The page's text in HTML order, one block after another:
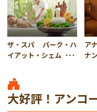
ザ・スパ パーク・ハ
イアット・シェムリア
ア
ナ
大好評！アンコ